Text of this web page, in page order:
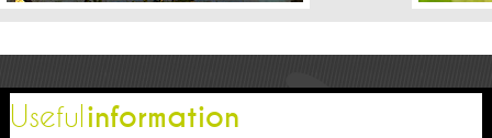
Usefulinformation